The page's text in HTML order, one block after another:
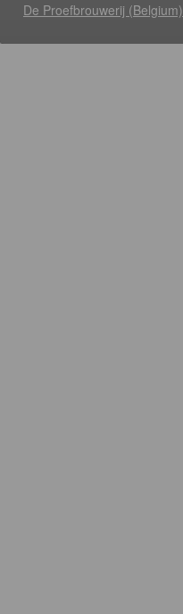
De Proefbrouwerij (Belgium)